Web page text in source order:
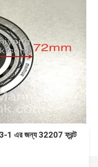
এর জন্য 32207 ফ্রন্ট